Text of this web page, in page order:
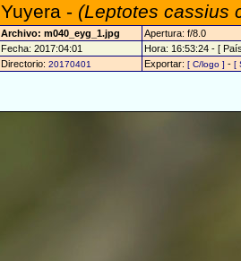
Yuyera - (Leptotes cassius
Archivo: m040_eyg_1.jpg
Apertura: f/8.0
Fecha: 2017:04:01
Hora: 16:53:24 - [
Directorio: 20170401 Exportar: [ C/logo ] - [